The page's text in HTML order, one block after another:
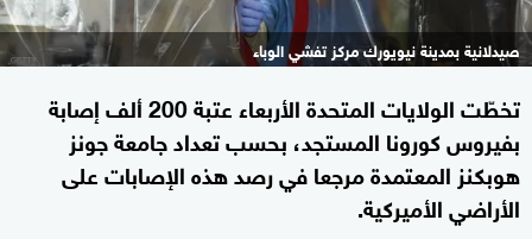
صيدلانية بمدينة نيويورك مركز تفشي الوباء
تخطّت الولايات المتحدة الأربعاء عتبة 200 ألف إصابة
بفيروس كورونا المستجد، بحسب تعداد جامعة جونز
هوبكنز المعتمدة مرجعا في رصد هذه الإصابات على
الأراضي الأميركية.